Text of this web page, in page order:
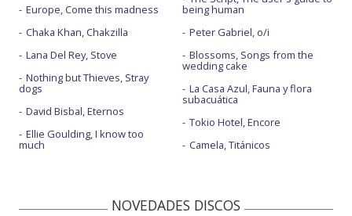
Europe, Come this madness
Chaka Khan, Chakzilla
Lana Del Rey, Stove
Nothing but Thieves, Stray
dogs
David Bisbal, Eternos
Ellie Goulding, I know too
much
being human
Peter Gabriel, o/i
Blossoms, Songs from the
wedding cake
La Casa Azul, Fauna y flora
subacuática
Tokio Hotel, Encore
Camela, Titánicos
NOVEDADES DISCOS